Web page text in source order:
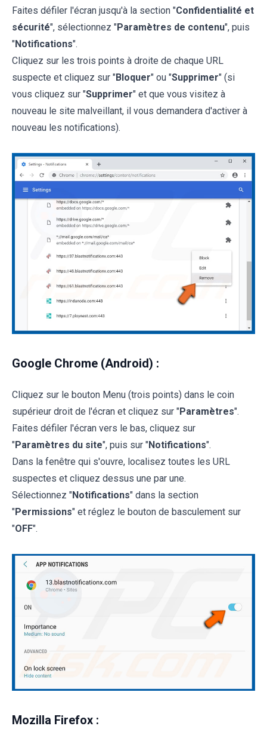
Faites défiler l'écran jusqu'à la section "Confidentialité et
sécurité", sélectionnez "Paramètres de contenu", puis
"Notifications".
Cliquez sur les trois points à droite de chaque URL
suspecte et cliquez sur "Bloquer" ou "Supprimer" (si
vous cliquez sur "Supprimer" et que vous visitez à
nouveau le site malveillant, il vous demandera d'activer à
nouveau les notifications).
Google Chrome (Android) :
Cliquez sur le bouton Menu (trois points) dans le coin
supérieur droit de l'écran et cliquez sur "Paramètres".
Faites défiler l'écran vers le bas, cliquez sur
"Paramètres du site", puis sur "Notifications".
Dans la fenêtre qui s'ouvre, localisez toutes les URL
suspectes et cliquez dessus une par une.
Sélectionnez "Notifications" dans la section
"Permissions" et réglez le bouton de basculement sur
"OFF".
Mozilla Firefox :